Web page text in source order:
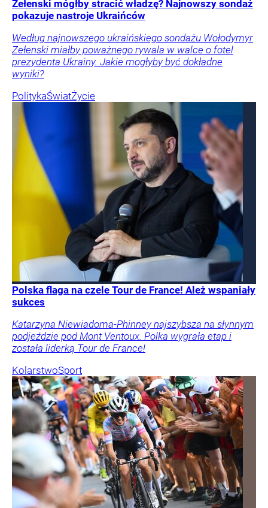
Zełenski mógłby stracić władzę? Najnowszy sondaż
pokazuje nastroje Ukraińców
Według najnowszego ukraińskiego sondażu Wołodymyr
Zełenski miałby poważnego rywala w walce o fotel
prezydenta Ukrainy. Jakie mogłyby być dokładne
wyniki?
PolitykaŚwiatŻycie
Polska flaga na czele Tour de France! Ależ wspaniały
sukces
Katarzyna Niewiadoma-Phinney najszybsza na słynnym
podjeździe pod Mont Ventoux. Polka wygrała etap i
została liderką Tour de France!
KolarstwoSport